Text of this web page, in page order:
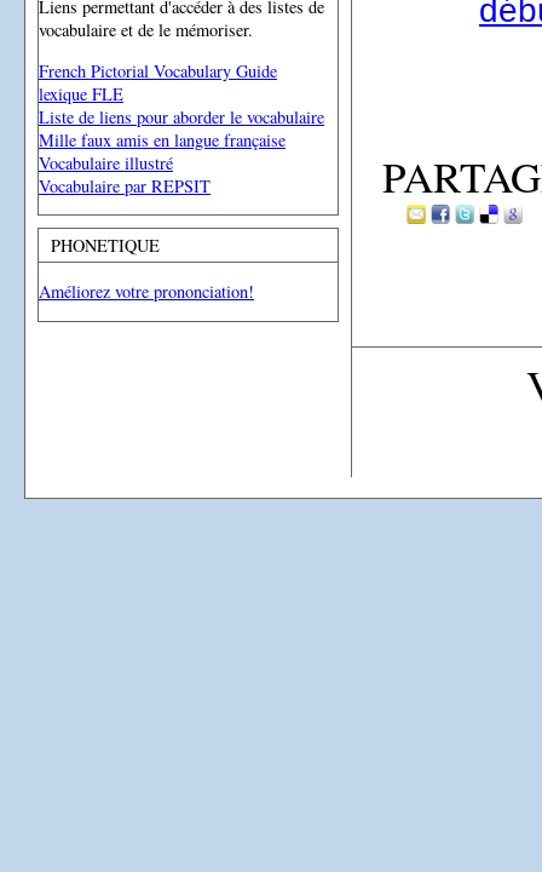
Liens permettant d'accéder à des listes de
vocabulaire et de le mémoriser.
French Pictorial Vocabulary Guide
lexique FLE
Liste de liens pour aborder le vocabulaire
Mille faux amis en langue française
Vocabulaire illustré
Vocabulaire par REPSIT
PHONETIQUE
Améliorez votre prononciation!